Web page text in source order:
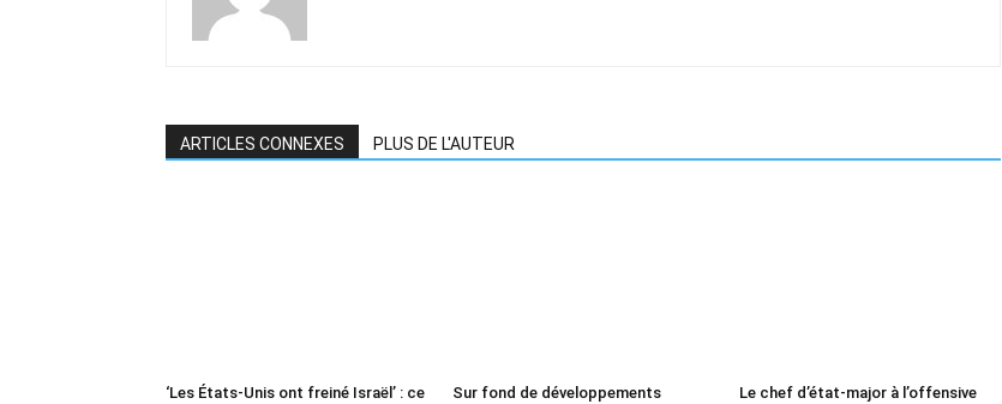
ARTICLES CONNEXES PLUS DE L'AUTEUR
‘Les États-Unis ont freiné Israël’ : ce Sur fond de développements Le chef d’état-major à l’offensive